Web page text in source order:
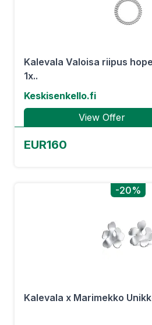
Kalevala Valoisa riipus
1x..
Keskisenkello.fi
View Offer
EUR160
-20%
Kalevala x Marimekko